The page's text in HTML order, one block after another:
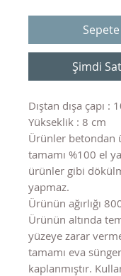
Şimdi
Dıştan dışa çapı :
Yükseklik : 8 cm
Ürünler betondan
tamamı %100 el
ürünler gibi
yapmaz.
Ürünün ağırlığı
Ürünün altında
yüzeye zarar
tamamı eva
kaplanmıştır.